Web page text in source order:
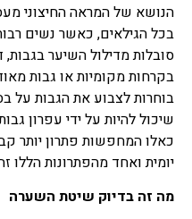
הנושא של המראה החיצוני
בכל הגילאים, כאשר נשים
סובלות מדילול השיער בגבות,
בקרחות מקומיות או גבות
בוחרות לצבוע את הגבות על
שיכול להיות על ידי עפרון
כאלו המחפשות פתרון יותר
יומית ואחד מהפתרונות הללו
מה זה בדיוק שיטת השערה